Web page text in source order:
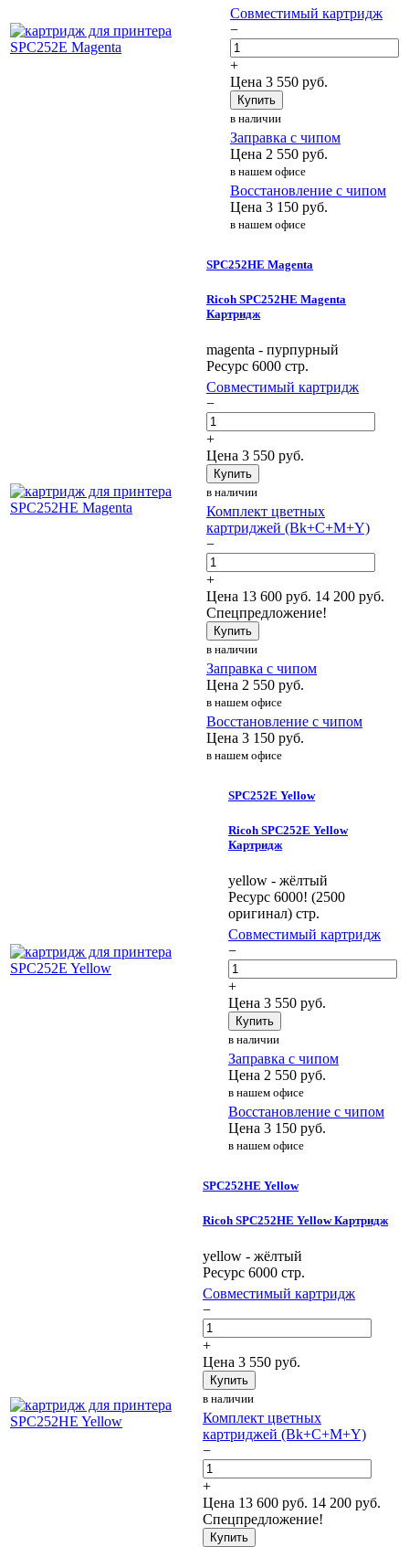
Совместимый картридж
−
+
Цена 3 550 руб.
Купить
в наличии
Заправка с чипом
Цена 2 550 руб.
в нашем офисе
Восстановление с чипом
Цена 3 150 руб.
в нашем офисе
SPC252HE Magenta
Ricoh SPC252HE Magenta
Картридж
magenta - пурпурный
Ресурс 6000 стр.
Совместимый картридж
−
+
Цена 3 550 руб.
Купить
в наличии
Комплект цветных
картриджей (Bk+C+M+Y)
−
+
Цена 13 600 руб. 14 200 руб.
Спецпредложение!
Купить
в наличии
Заправка с чипом
Цена 2 550 руб.
в нашем офисе
Восстановление с чипом
Цена 3 150 руб.
в нашем офисе
SPC252E Yellow
Ricoh SPC252E Yellow
Картридж
yellow - жёлтый
Ресурс 6000! (2500
оригинал) стр.
Совместимый картридж
−
+
Цена 3 550 руб.
Купить
в наличии
Заправка с чипом
Цена 2 550 руб.
в нашем офисе
Восстановление с чипом
Цена 3 150 руб.
в нашем офисе
SPC252HE Yellow
Ricoh SPC252HE Yellow Картридж
yellow - жёлтый
Ресурс 6000 стр.
Совместимый картридж
−
+
Цена 3 550 руб.
Купить
в наличии
Комплект цветных
картриджей (Bk+C+M+Y)
−
+
Цена 13 600 руб. 14 200 руб.
Спецпредложение!
Купить